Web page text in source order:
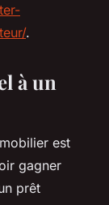
.
à un
est
gagner
prêt